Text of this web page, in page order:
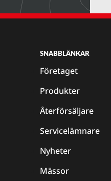
SNABBLÄNKAR
Företaget
Produkter
Återförsäljare
Servicelämnare
Nyheter
Mässor